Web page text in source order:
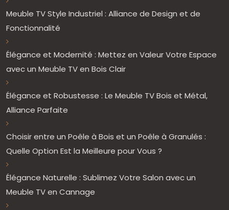
Meuble TV Style Industriel : Alliance de Design et de
Fonctionnalité
Élégance et Modernité : Mettez en Valeur Votre Espace
avec un Meuble TV en Bois Clair
Élégance et Robustesse : Le Meuble TV Bois et Métal,
Alliance Parfaite
Choisir entre un Poêle à Bois et un Poêle à Granulés :
Quelle Option Est la Meilleure pour Vous ?
Élégance Naturelle : Sublimez Votre Salon avec un
Meuble TV en Cannage